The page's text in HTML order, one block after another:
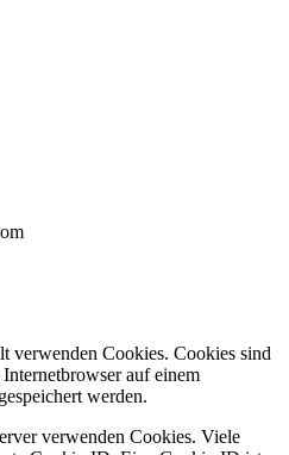
verwenden Cookies. Cookies sind
auf einem
werden.
verwenden Cookies. Viele